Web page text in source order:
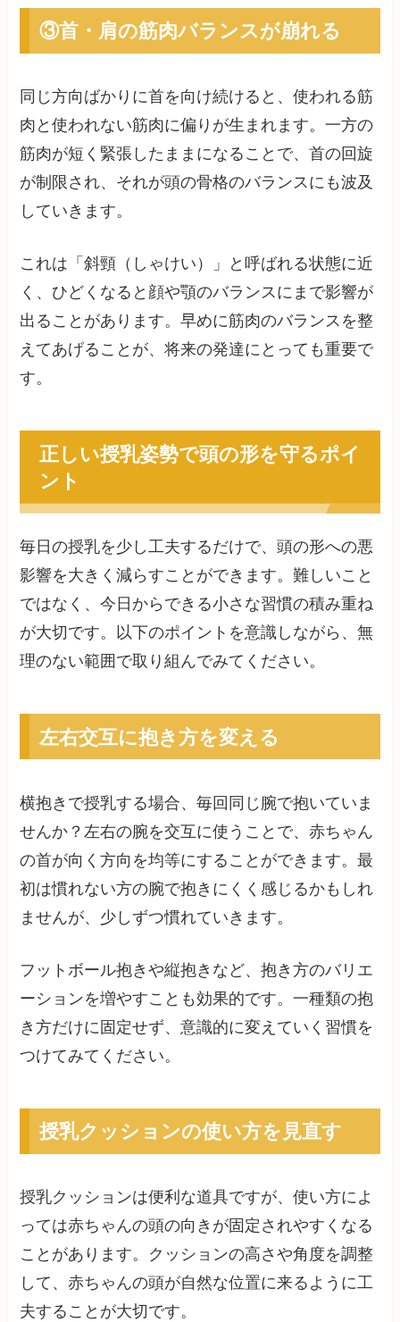
③首・肩の筋肉バランスが崩れる
同じ方向ばかりに首を向け続けると、使われる筋
肉と使われない筋肉に偏りが生まれます。一方の
筋肉が短く緊張したままになることで、首の回旋
が制限され、それが頭の骨格のバランスにも波及
していきます。
これは「斜頸（しゃけい）」と呼ばれる状態に近
く、ひどくなると顔や顎のバランスにまで影響が
出ることがあります。早めに筋肉のバランスを整
えてあげることが、将来の発達にとっても重要で
す。
正しい授乳姿勢で頭の形を守るポイ
ント
毎日の授乳を少し工夫するだけで、頭の形への悪
影響を大きく減らすことができます。難しいこと
ではなく、今日からできる小さな習慣の積み重ね
が大切です。以下のポイントを意識しながら、無
理のない範囲で取り組んでみてください。
左右交互に抱き方を変える
横抱きで授乳する場合、毎回同じ腕で抱いていま
せんか？左右の腕を交互に使うことで、赤ちゃん
の首が向く方向を均等にすることができます。最
初は慣れない方の腕で抱きにくく感じるかもしれ
ませんが、少しずつ慣れていきます。
フットボール抱きや縦抱きなど、抱き方のバリエ
ーションを増やすことも効果的です。一種類の抱
き方だけに固定せず、意識的に変えていく習慣を
つけてみてください。
授乳クッションの使い方を見直す
授乳クッションは便利な道具ですが、使い方によ
っては赤ちゃんの頭の向きが固定されやすくなる
ことがあります。クッションの高さや角度を調整
して、赤ちゃんの頭が自然な位置に来るように工
夫することが大切です。